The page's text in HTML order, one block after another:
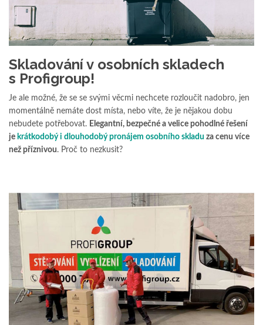
Skladování v osobních skladech
s Profigroup!
Je ale možné, že se se svými věcmi nechcete rozloučit nadobro, jen
momentálně nemáte dost místa, nebo víte, že je nějakou dobu
nebudete potřebovat. Elegantní, bezpečné a velice pohodlné řešení
je krátkodobý i dlouhodobý pronájem osobního skladu za cenu více
než příznivou. Proč to nezkusit?